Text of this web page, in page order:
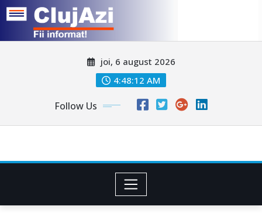
joi, 6 august 2026
4:48:14 AM
Follow Us